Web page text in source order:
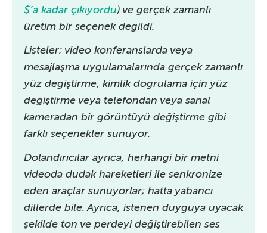
$’a kadar çıkıyordu) ve gerçek zamanlı
üretim bir seçenek değildi.
Listeler; video konferanslarda veya
mesajlaşma uygulamalarında gerçek zamanlı
yüz değiştirme, kimlik doğrulama için yüz
değiştirme veya telefondan veya sanal
kameradan bir görüntüyü değiştirme gibi
farklı seçenekler sunuyor.
Dolandırıcılar ayrıca, herhangi bir metni
videoda dudak hareketleri ile senkronize
eden araçlar sunuyorlar; hatta yabancı
dillerde bile. Ayrıca, istenen duyguya uyacak
şekilde ton ve perdeyi değiştirebilen ses